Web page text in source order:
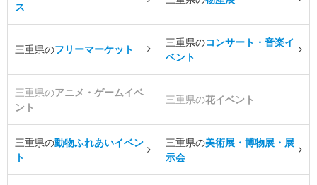
ス
三重県のフリーマーケット
三重県のコンサート・音楽イ
ベント
三重県のアニメ・ゲームイベ
ント
三重県の花イベント
三重県の動物ふれあいイベン
ト
三重県の美術展・博物展・展
示会